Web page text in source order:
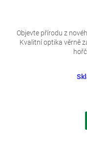
Objevte přírodu z
Kvalitní optika věrně